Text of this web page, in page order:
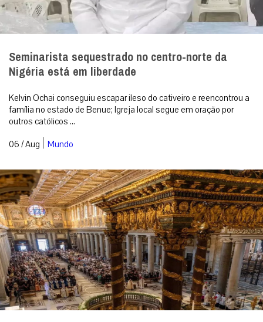
Seminarista sequestrado no centro-norte da
Nigéria está em liberdade
Kelvin Ochai conseguiu escapar ileso do cativeiro e reencontrou a
família no estado de Benue; Igreja local segue em oração por
outros católicos ...
06 / Aug | Mundo